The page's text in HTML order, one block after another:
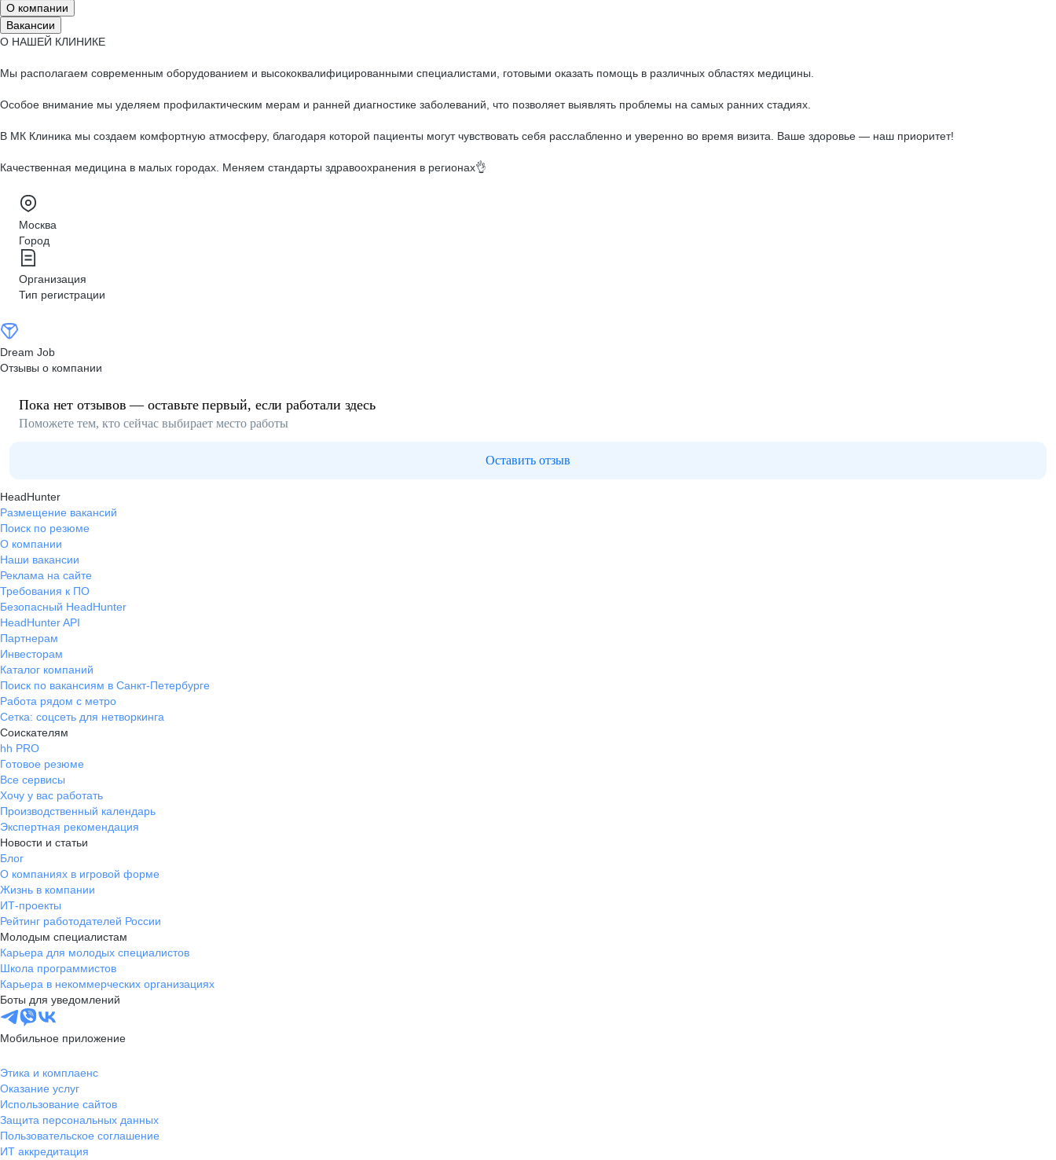
О компании
Вакансии
О НАШЕЙ КЛИНИКЕ
Мы располагаем современным оборудованием и высококвалифицированными специалистами, готовыми оказать помощь в различных областях медицины.
Особое внимание мы уделяем профилактическим мерам и ранней диагностике заболеваний, что позволяет выявлять проблемы на самых ранних стадиях.
В МК Клиника мы создаем комфортную атмосферу, благодаря которой пациенты могут чувствовать себя расслабленно и уверенно во время визита. Ваше здоровье — наш приоритет!
Качественная медицина в малых городах. Меняем стандарты здравоохранения в регионах👌
Москва
Город
Организация
Тип регистрации
Dream Job
Отзывы о компании
Пока нет отзывов — оставьте первый, если работали здесь
Поможете тем, кто сейчас выбирает место работы
Оставить отзыв
HeadHunter
Размещение вакансий
Поиск по резюме
О компании
Наши вакансии
Реклама на сайте
Требования к ПО
Безопасный HeadHunter
HeadHunter API
Партнерам
Инвесторам
Каталог компаний
Поиск по вакансиям в Санкт-Петербурге
Работа рядом с метро
Сетка: соцсеть для нетворкинга
Соискателям
hh PRO
Готовое резюме
Все сервисы
Хочу у вас работать
Производственный календарь
Экспертная рекомендация
Новости и статьи
Блог
О компаниях в игровой форме
Жизнь в компании
ИТ-проекты
Рейтинг работодателей России
Молодым специалистам
Карьера для молодых специалистов
Школа программистов
Карьера в некоммерческих организациях
Боты для уведомлений
Мобильное приложение
Этика и комплаенс
Оказание услуг
Использование сайтов
Защита персональных данных
Пользовательское соглашение
ИТ аккредитация